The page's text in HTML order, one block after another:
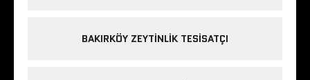
BAKIRKÖY ZEYTINLIK TESISATÇI